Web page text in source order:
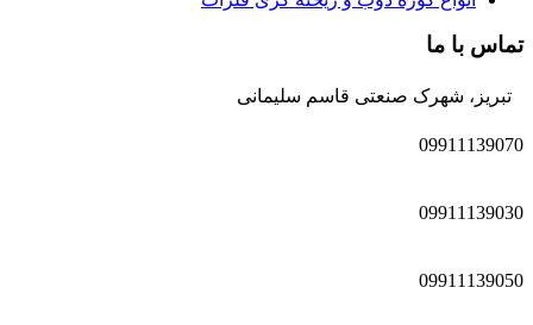
تماس با ما
تبریز، شهرک صنعتی قاسم سلیمانی
09911139070
09911139030
09911139050